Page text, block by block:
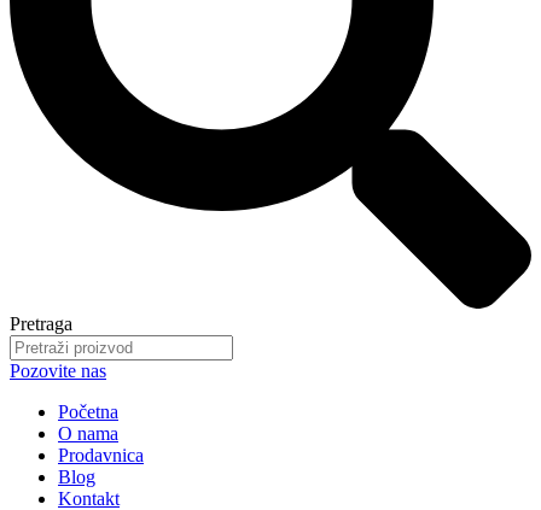
Pretraga
Pozovite nas
Početna
O nama
Prodavnica
Blog
Kontakt